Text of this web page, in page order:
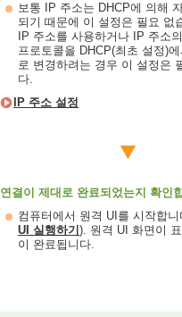
보통 IP 주소는 DHCP에 의해
되기 때문에 이 설정은 필요 없
IP 주소를 사용하거나 IP 주소
프로토콜을 DHCP(최초 설정)
로 변경하려는 경우 이 설정은
다.
IP 주소 설정
연결이 제대로 완료되었는지 확인
컴퓨터에서 원격 UI를 시작합니
UI 실행하기 ). 원격 UI 화면이
이 완료됩니다.